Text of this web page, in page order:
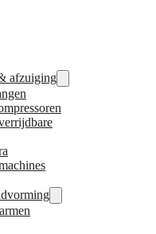
afzuiging